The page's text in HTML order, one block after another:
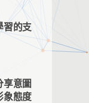
習的支
享意圖
象態度